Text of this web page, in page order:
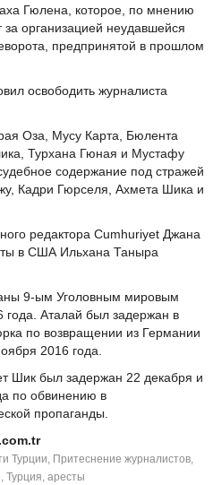
Гюлена, которое, по мнению
за организацией неудавшейся
предпринятой в прошлом
освободить журналиста
Оза, Мусу Карта, Бюлента
Турхана Гюная и Мустафу
содержание под стражей
Кадри Гюрселя, Ахмета Шика и
редактора Cumhuriyet Джана
в США Ильхана Таныра
9-ым Уголовным мировым
Аталай был задержан в
по возвращении из Германии
2016 года.
Шик был задержан 22 декабря и
по обвинению в
пропаганды.
Турции, Притеснение журналистов,
, Турция, аресты